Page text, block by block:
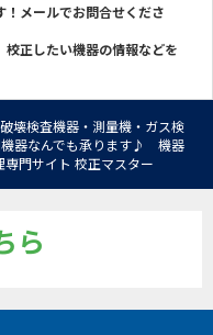
！メールでお問合せくださ
正したい機器の情報などを
壊検査機器・測量機・ガス検
機器なんでも承ります♪ 機器
門サイト 校正マスター
ら